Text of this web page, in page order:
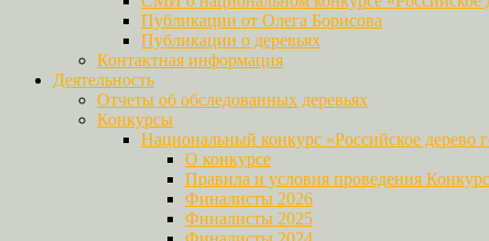
Публикации от Олега Борисова
Публикации о деревьях
Контактная информация
Деятельность
Отчеты об обследованных деревьях
Конкурсы
Национальный конкурс «Российское дерево
О конкурсе
Правила и условия проведения
Финалисты 2026
Финалисты 2025